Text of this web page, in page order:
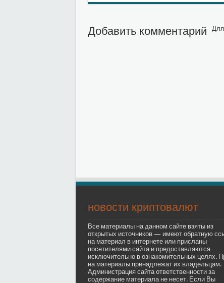
Добавить комментарий
новости криптовалют
Все материалы на данном сайте взяты из
открытых источников — имеют обратную
на материал в интернете или присланы
посетителями сайта и предоставляются
исключительно в ознакомительных целях.
на материалы принадлежат их владельцам.
Администрация сайта ответственности за
содержание материала не несет. Если Вы